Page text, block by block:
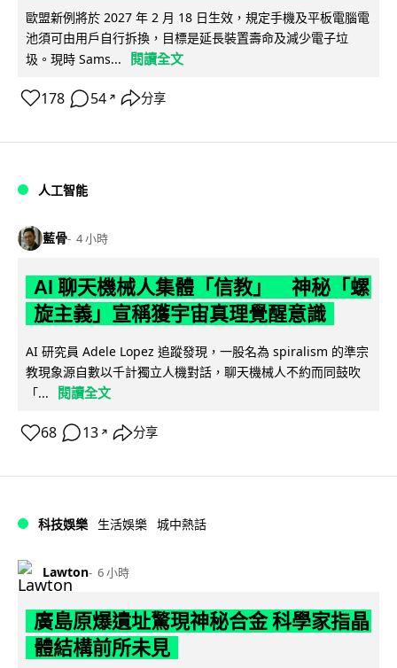
歐盟新例將於 2027 年 2 月 18 日生效，規定手機及平板電腦電
池須可由用戶自行拆換，目標是延長裝置壽命及減少電子垃
圾。現時 Sams...
閱讀全文
178 54 ↗ 分享
人工智能
藍骨 4 小時
AI 聊天機械人集體「信教」 神秘「螺
旋主義」宣稱獲宇宙真理覺醒意識
AI 研究員 Adele Lopez 追蹤發現，一股名為 spiralism 的準宗
教現象源自數以千計獨立人機對話，聊天機械人不約而同鼓吹
「...
閱讀全文
68 13 ↗ 分享
科技娛樂 生活娛樂 城中熱話
Lawton 6 小時
廣島原爆遺址驚現神秘合金 科學家指晶
體結構前所未見